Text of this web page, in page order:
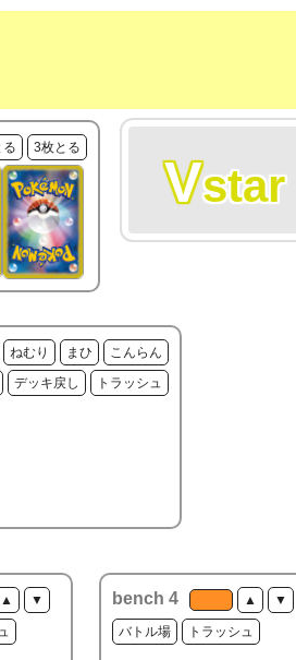
る 3枚とる
Vstar
ねむり まひ
こんらん
デッキ戻し トラッシュ
▲ ▼ bench 4 ▲ ▼
バトル場 トラッシュ